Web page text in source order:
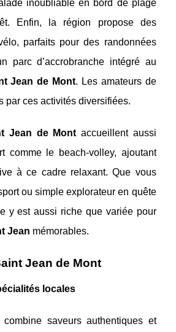
inoubliable en bord de plage
Enfin, la région propose des
parfaits pour des randonnées
parc d’accrobranche intégré au
Jean de Mont. Les amateurs de
par ces activités diversifiées.
Jean de Mont accueillent aussi
comme le beach-volley, ajoutant
à ce cadre relaxant. Que vous
ou simple explorateur en quête
y est aussi riche que variée pour
Jean mémorables.
Jean de Mont
locales
saveurs authentiques et